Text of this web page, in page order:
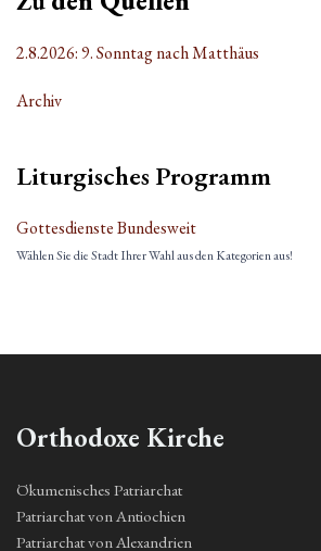
2.8.2026: 9. Sonntag nach Matthäus
Archiv
Liturgisches Programm
Gottesdienste Bundesweit
Wählen Sie die Stadt Ihrer Wahl aus den Kategorien aus!
Orthodoxe Kirche
Ökumenisches Patriarchat
Patriarchat von Antiochien
Patriarchat von Alexandrien